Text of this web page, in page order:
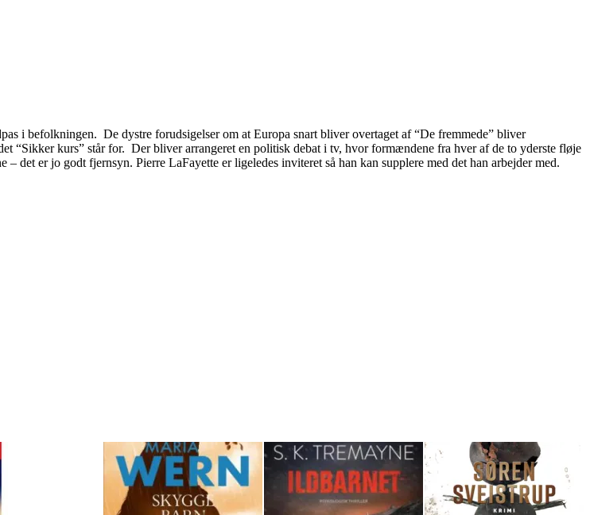
i befolkningen. De dystre forudsigelser om at Europa snart bliver overtaget af “De fremmede” bliver
“Sikker kurs” står for. Der bliver arrangeret en politisk debat i tv, hvor formændene fra hver af de to yderste fløje
er jo godt fjernsyn. Pierre LaFayette er ligeledes inviteret så han kan supplere med det han arbejder med.